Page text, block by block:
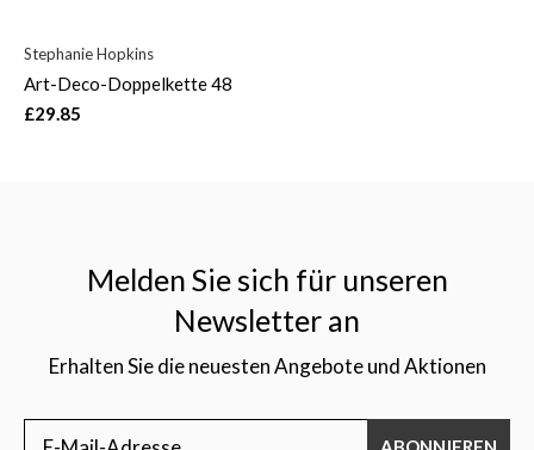
Stephanie Hopkins
Art-Deco-Doppelkette 48
£29.85
Melden Sie sich für unseren
Newsletter an
Erhalten Sie die neuesten Angebote und Aktionen